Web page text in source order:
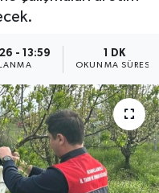
- 13:59 1 DK
OKUNMA SÜRESI